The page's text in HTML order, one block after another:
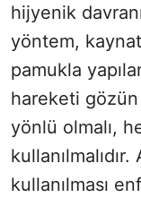
hijyenik
yöntem,
pamukla
hareketi gözün
yönlü olmalı,
kullanılması